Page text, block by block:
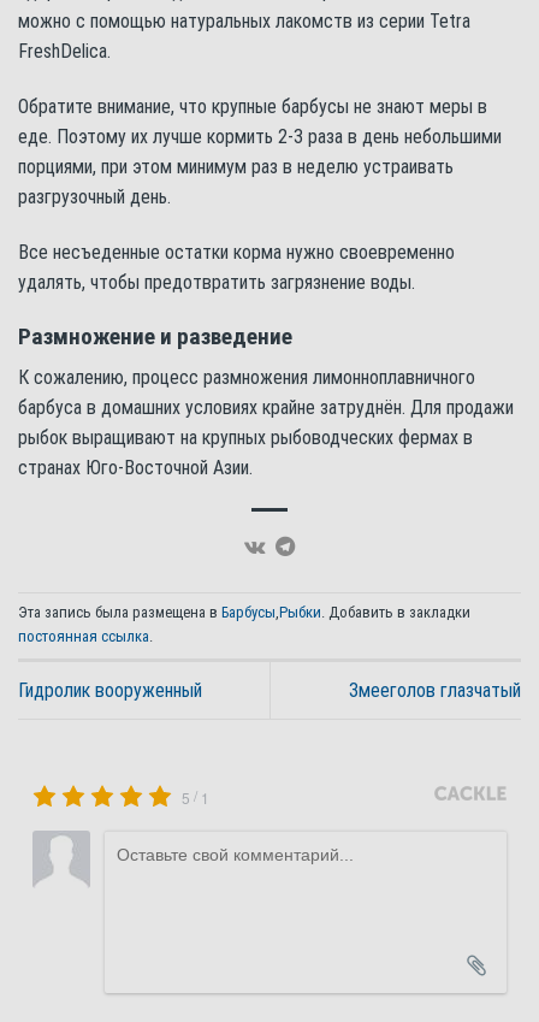
можно с помощью натуральных лакомств из серии Tetra
FreshDelica.
Обратите внимание, что крупные барбусы не знают меры в
еде. Поэтому их лучше кормить 2-3 раза в день небольшими
порциями, при этом минимум раз в неделю устраивать
разгрузочный день.
Все несъеденные остатки корма нужно своевременно
удалять, чтобы предотвратить загрязнение воды.
Размножение и разведение
К сожалению, процесс размножения лимонноплавничного
барбуса в домашних условиях крайне затруднён. Для продажи
рыбок выращивают на крупных рыбоводческих фермах в
странах Юго-Восточной Азии.
Эта запись была размещена в Барбусы,Рыбки. Добавить в закладки
постоянная ссылка.
Гидролик вооруженный Змееголов глазчатый
5 / 1